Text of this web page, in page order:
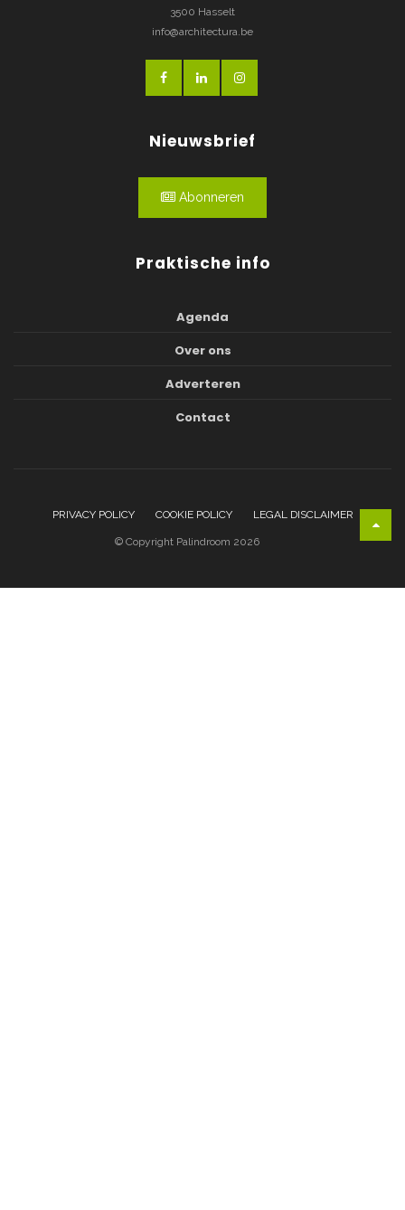
3500 Hasselt
info@architectura.be
Nieuwsbrief
Abonneren
Praktische info
Agenda
Over ons
Adverteren
Contact
PRIVACY POLICY COOKIE POLICY LEGAL DISCLAIMER
© Copyright Palindroom 2026